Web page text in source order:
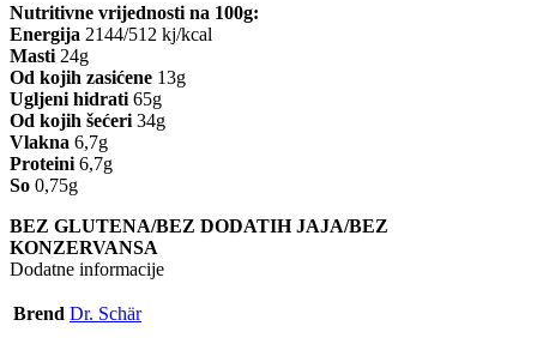
Nutritivne vrijednosti na 100g:
Energija 2144/512 kj/kcal
Masti 24g
Od kojih zasićene 13g
Ugljeni hidrati 65g
Od kojih šećeri 34g
Vlakna 6,7g
Proteini 6,7g
So 0,75g
BEZ GLUTENA/BEZ DODATIH JAJA/BEZ
KONZERVANSA
Dodatne informacije
Brend Dr. Schär